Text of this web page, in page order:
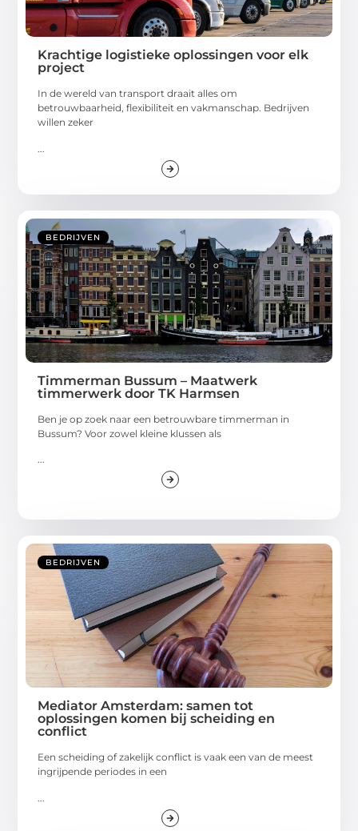
Krachtige logistieke oplossingen voor elk
project
In de wereld van transport draait alles om
betrouwbaarheid, flexibiliteit en vakmanschap. Bedrijven
willen zeker
BEDRIJVEN
Timmerman Bussum – Maatwerk
timmerwerk door TK Harmsen
Ben je op zoek naar een betrouwbare timmerman in
Bussum? Voor zowel kleine klussen als
...
BEDRIJVEN
Mediator Amsterdam: samen tot
oplossingen komen bij scheiding en
conflict
Een scheiding of zakelijk conflict is vaak een van de meest
ingrijpende periodes in een